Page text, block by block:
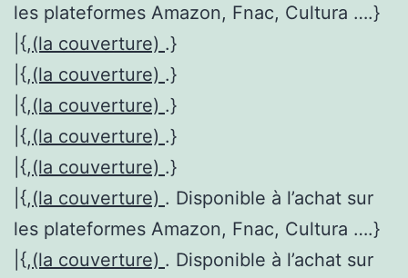
les plateformes Amazon, Fnac, Cultura ….}
|{,(la couverture) .}
|{,(la couverture) .}
|{,(la couverture) .}
|{,(la couverture) .}
|{,(la couverture) .}
|{,(la couverture) . Disponible à l’achat sur
les plateformes Amazon, Fnac, Cultura ….}
|{,(la couverture) . Disponible à l’achat sur